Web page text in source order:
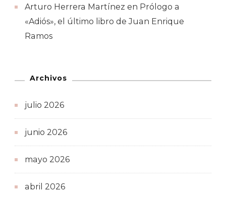
Arturo Herrera Martínez en Prólogo a
«Adiós», el último libro de Juan Enrique
Ramos
Archivos
julio 2026
junio 2026
mayo 2026
abril 2026